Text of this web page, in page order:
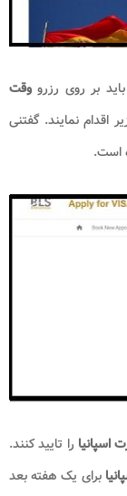
بر روی رزرو وقت
نمایند. گفتنی
است.
اسپانیا را تایید کنند.
برای یک هفته بعد